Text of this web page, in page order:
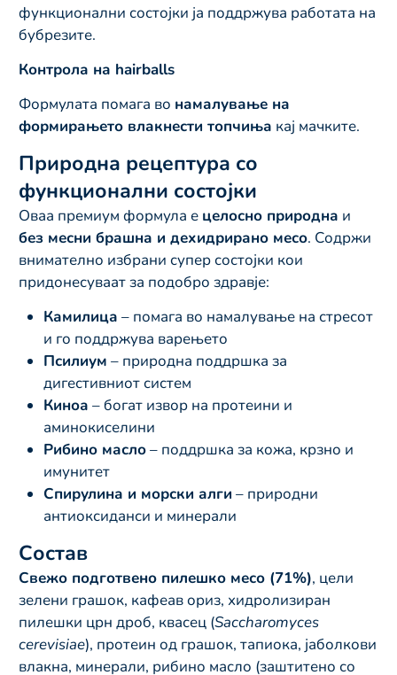
функционални состојки ја поддржува работата на
бубрезите.
Контрола на hairballs
Формулата помага во намалување на
формирањето влакнести топчиња кај мачките.
Природна рецептура со
функционални состојки
Оваа премиум формула е целосно природна и
без месни брашна и дехидрирано месо. Содржи
внимателно избрани супер состојки кои
придонесуваат за подобро здравје:
Камилица – помага во намалување на стресот
и го поддржува варењето
Псилиум – природна поддршка за
дигестивниот систем
Киноа – богат извор на протеини и
аминокиселини
Рибино масло– поддршка за кожа, крзно и
имунитет
Спирулина и морски алги – природни
антиоксиданси и минерали
Состав
Свежо подготвено пилешко месо (71%), цели
зелени грашок, кафеав ориз, хидролизиран
пилешки црн дроб, квасец (Saccharomyces
cerevisiae), протеин од грашок, тапиока, јаболкови
влакна, минерали, рибино масло (заштитено со